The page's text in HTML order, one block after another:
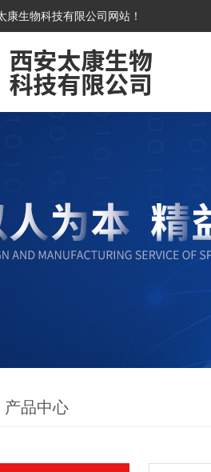
康生物科技有限公司 网站！
产品中心